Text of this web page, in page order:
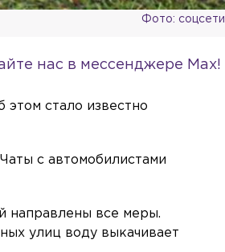
Фото: соцсети
нас в мессенджере Max!
стало известно
с автомобилистами
направлены все меры.
улиц воду выкачивает